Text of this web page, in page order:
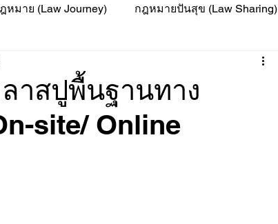
หมาย (Law Journey) กฎหมายปันสุข (Law Sharing)
าสปูพื้นฐานทาง
site/ Online